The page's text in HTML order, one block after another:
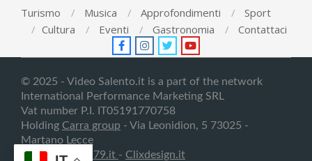
Turismo Musica Approfondimenti
Sport
Cultura
Eventi Gastronomia Contattaci
© 2025 - Video Salento.it is a part of the network
International Performance Marketing SRL
Vat number P.I. IT05191770758
Holding Carra group - Via Leonidion, 5 73025 -
Martano Lecce
Creativedesign79.it - Clixdesign.it